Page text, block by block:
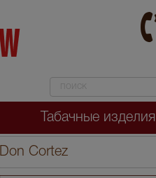
Табачные изделия
Don Cortez